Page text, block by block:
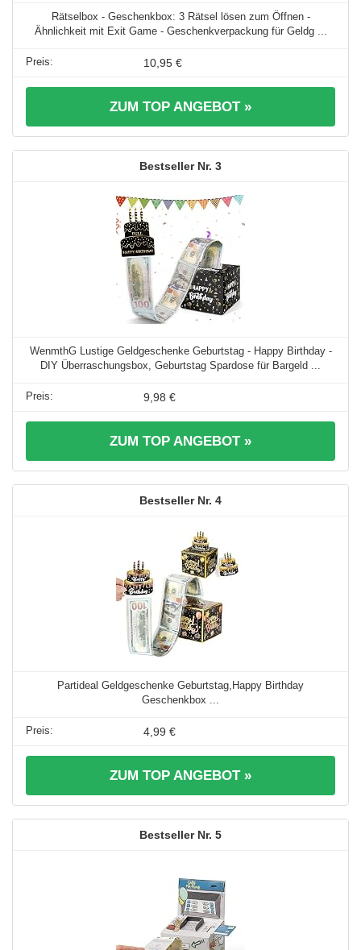
Rätselbox - Geschenkbox: 3 Rätsel lösen zum Öffnen -
Ähnlichkeit mit Exit Game - Geschenkverpackung für Geldg ...
10,95 €
ZUM TOP ANGEBOT »
3
WenmthG Lustige Geldgeschenke Geburtstag - Happy Birthday -
DIY Überraschungsbox, Geburtstag Spardose für Bargeld ...
9,98 €
ZUM TOP ANGEBOT »
4
Partideal Geldgeschenke Geburtstag,Happy Birthday
Geschenkbox ...
4,99 €
ZUM TOP ANGEBOT »
5